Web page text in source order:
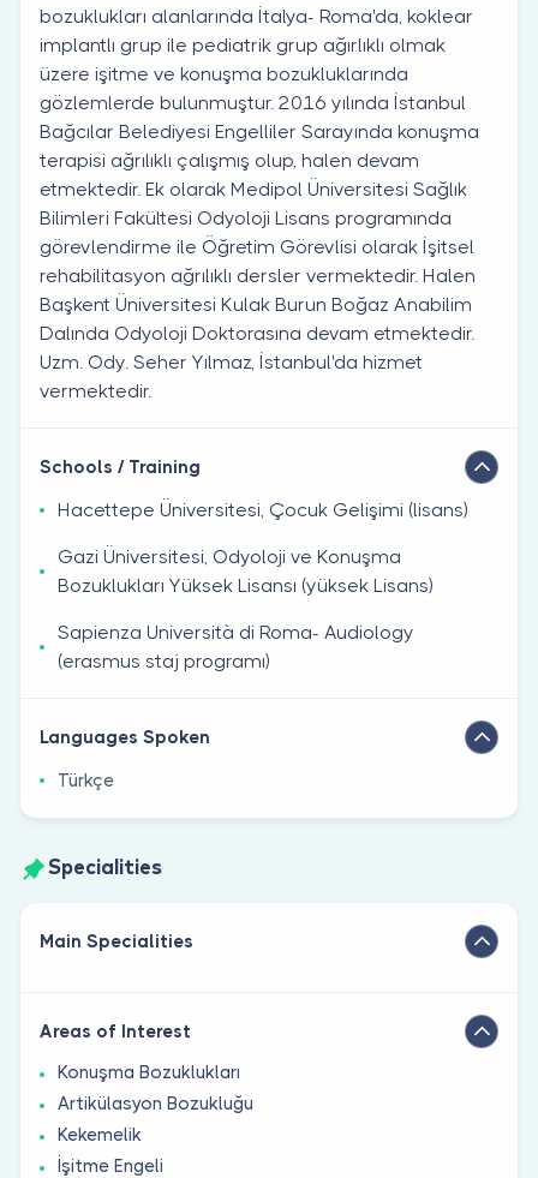
bozuklukları alanlarında İtalya- Roma'da, koklear
implantlı grup ile pediatrik grup ağırlıklı olmak
üzere işitme ve konuşma bozukluklarında
gözlemlerde bulunmuştur. 2016 yılında İstanbul
Bağcılar Belediyesi Engelliler Sarayında konuşma
terapisi ağrılıklı çalışmış olup, halen devam
etmektedir. Ek olarak Medipol Üniversitesi Sağlık
Bilimleri Fakültesi Odyoloji Lisans programında
görevlendirme ile Öğretim Görevlisi olarak İşitsel
rehabilitasyon ağrılıklı dersler vermektedir. Halen
Başkent Üniversitesi Kulak Burun Boğaz Anabilim
Dalında Odyoloji Doktorasına devam etmektedir.
Uzm. Ody. Seher Yılmaz, İstanbul'da hizmet
vermektedir.
Schools / Training
Hacettepe Üniversitesi, Çocuk Gelişimi (lisans)
Gazi Üniversitesi, Odyoloji ve Konuşma
Bozuklukları Yüksek Lisansı (yüksek Lisans)
Sapienza Università di Roma- Audiology
(erasmus staj programı)
Languages Spoken
Türkçe
Specialities
Main Specialities
Areas of Interest
Konuşma Bozuklukları
Artikülasyon Bozukluğu
Kekemelik
İşitme Engeli